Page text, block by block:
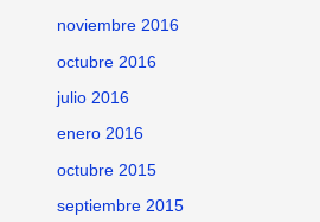
noviembre 2016
octubre 2016
julio 2016
enero 2016
octubre 2015
septiembre 2015